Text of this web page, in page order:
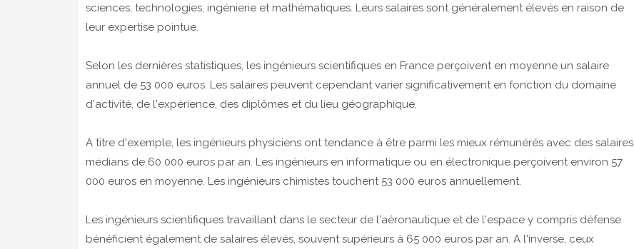
sciences, technologies, ingénierie et mathématiques. Leurs salaires sont généralement élevés en raison de
leur expertise pointue.
Selon les dernières statistiques, les ingénieurs scientifiques en France perçoivent en moyenne un salaire
annuel de 53 000 euros. Les salaires peuvent cependant varier significativement en fonction du domaine
d'activité, de l'expérience, des diplômes et du lieu géographique.
A titre d'exemple, les ingénieurs physiciens ont tendance à être parmi les mieux rémunérés avec des salaires
médians de 60 000 euros par an. Les ingénieurs en informatique ou en électronique perçoivent environ 57
000 euros en moyenne. Les ingénieurs chimistes touchent 53 000 euros annuellement.
Les ingénieurs scientifiques travaillant dans le secteur de l'aéronautique et de l'espace y compris défense
bénéficient également de salaires élevés, souvent supérieurs à 65 000 euros par an. A l'inverse, ceux